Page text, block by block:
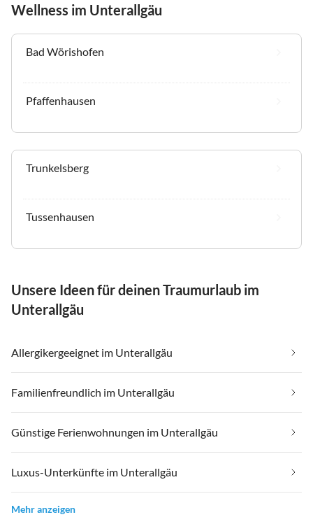
Wellness im Unterallgäu
Bad Wörishofen
Pfaffenhausen
Trunkelsberg
Tussenhausen
Unsere Ideen für deinen Traumurlaub im
Unterallgäu
Allergikergeeignet im Unterallgäu
Familienfreundlich im Unterallgäu
Günstige Ferienwohnungen im Unterallgäu
Luxus-Unterkünfte im Unterallgäu
Mehr anzeigen